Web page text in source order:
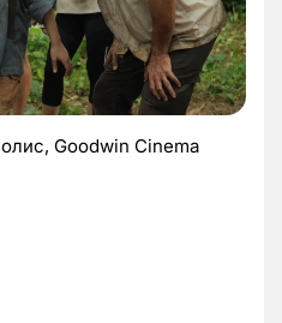
Goodwin Cinema